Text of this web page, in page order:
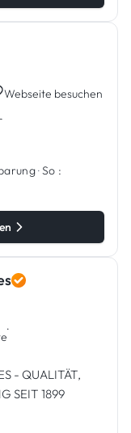
Webseite besuchen
·So :
·
- QUALITÄT,
SEIT 1899